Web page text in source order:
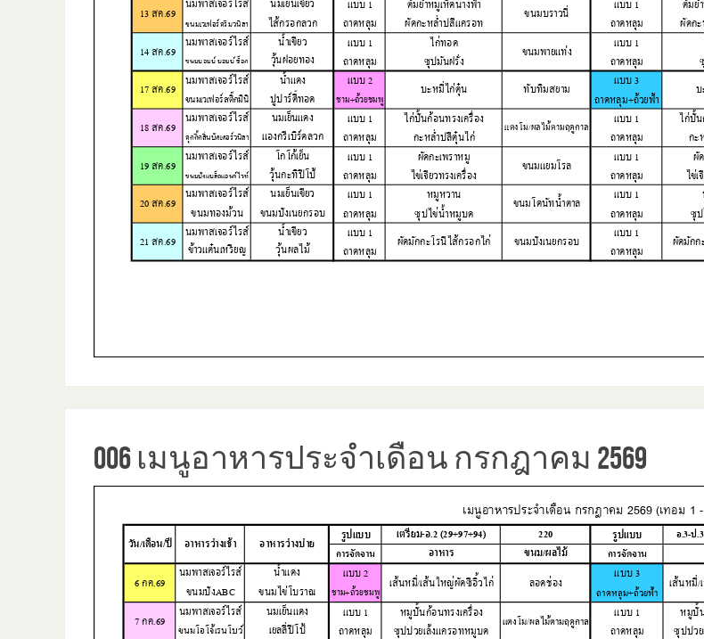
006 เมนูอาหารประจำเดือน กรกฎาคม 2569